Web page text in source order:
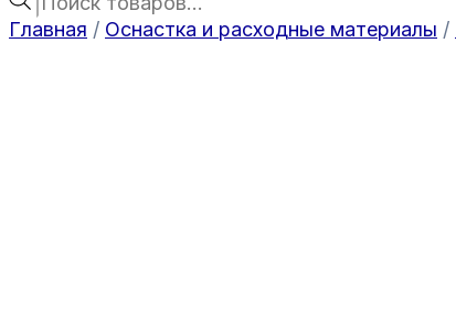
Главная / Оснастка и расходные материалы /